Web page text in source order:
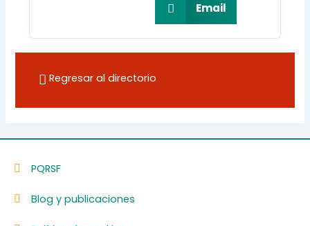
Email
Regresar al directorio
PQRSF
Blog y publicaciones